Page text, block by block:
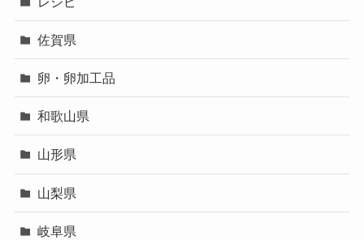
佐賀県
卵・卵加工品
和歌山県
山形県
山梨県
岐阜県